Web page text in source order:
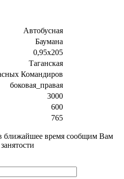
Автобусная
Баумана
0,95х205
Таганская
Командиров
боковая_правая
3000
600
765
ближайшее время сообщим Вам